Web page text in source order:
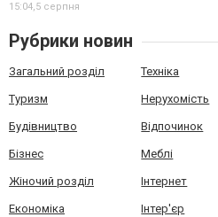
15:04,5 серпня
Рубрики новин
Загальний розділ Техніка
Туризм Нерухомість
Будівництво Відпочинок
Бізнес Меблі
Жіночий розділ Інтернет
Економіка Інтер'єр